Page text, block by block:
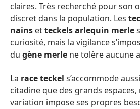
claires. Très recherché pour son
discret dans la population. Les
nains etteckels arlequin merle
curiosité, mais la vigilance
du gène merle ne tolère aucune
La race teckel s’accommode
citadine que des grands
variation impose ses propres